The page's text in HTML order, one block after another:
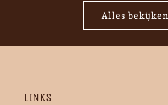
Alles bekijken
LINKS